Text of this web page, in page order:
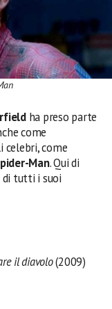
ha preso parte
come
come
Man. Qui di
tutti i suoi
il diavolo(2009)